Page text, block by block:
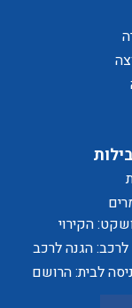
הקירוי
בחוויית המרחב
הגנה לרכב
לבית: הרושם